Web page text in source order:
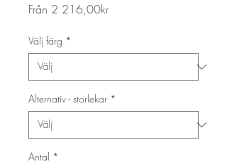
Från 2 216,00krReapris
Välj färg *
Alternativ - storlekar *
Antal *